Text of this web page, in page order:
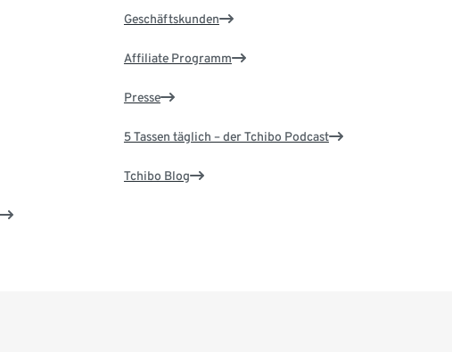
Geschäftskunden
Affiliate Programm
Presse
5 Tassen täglich – der Tchibo Podcast
Tchibo Blog